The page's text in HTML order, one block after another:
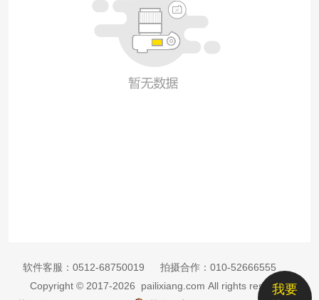
我要
软件客服： 0512-68750019 拍摄合作： 010-52666555
Copyright © 2017-2026 pailixiang.com All rights reserved